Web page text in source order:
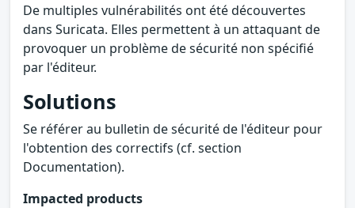
De multiples vulnérabilités ont été découvertes
dans Suricata. Elles permettent à un attaquant de
provoquer un problème de sécurité non spécifié
par l'éditeur.
Solutions
Se référer au bulletin de sécurité de l'éditeur pour
l'obtention des correctifs (cf. section
Documentation).
Impacted products